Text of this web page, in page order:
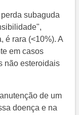
subaguda
é rara (<10%). A
em casos
não esteroidais
de um
doença e na